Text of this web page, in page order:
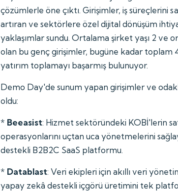
çözümlerle öne çıktı. Girişimler, iş süreçlerini
artıran ve sektörlere özel dijital dönüşüm
yaklaşımlar sundu. Ortalama şirket yaşı 2 ve
olan bu genç girişimler, bugüne kadar toplam
yatırım toplamayı başarmış bulunuyor.
Demo Day'de sunum yapan girişimler ve
oldu:
* Beeasist: Hizmet sektöründeki KOBİ'lerin
operasyonlarını uçtan uca yönetmelerini
destekli B2B2C SaaS platformu.
* Datablast: Veri ekipleri için akıllı veri
yapay zekâ destekli içgörü üretimini tek